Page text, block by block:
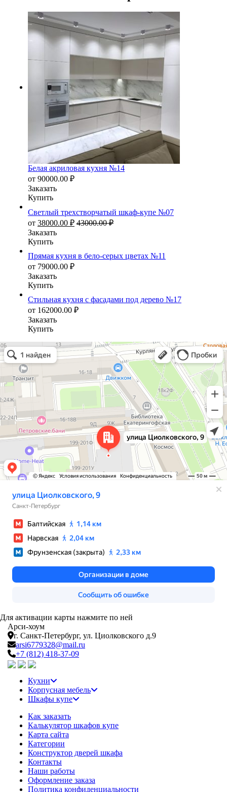
Белая акриловая кухня №14
от 90000.00 ₽
Заказать
Купить
Светлый трехстворчатый шкаф-купе №07
от 38000.00 ₽ 43000.00₽
Заказать
Купить
Прямая кухня в бело-серых цветах №11
от 79000.00 ₽
Заказать
Купить
Стильная кухня с фасадами под дерево №17
от 162000.00 ₽
Заказать
Купить
Для активации карты нажмите по ней
Арси-хоум
г. Санкт-Петербург, ул. Циолковского д.9
arsi6779328@mail.ru
+7 (812) 418-37-09
Кухни
Корпусная мебель
Шкафы купе
Как заказать
Калькулятор шкафов купе
Карта сайта
Категории
Конструктор дверей шкафа
Контакты
Наши работы
Оформление заказа
Политика конфиденциальности